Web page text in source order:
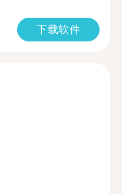
下载软件